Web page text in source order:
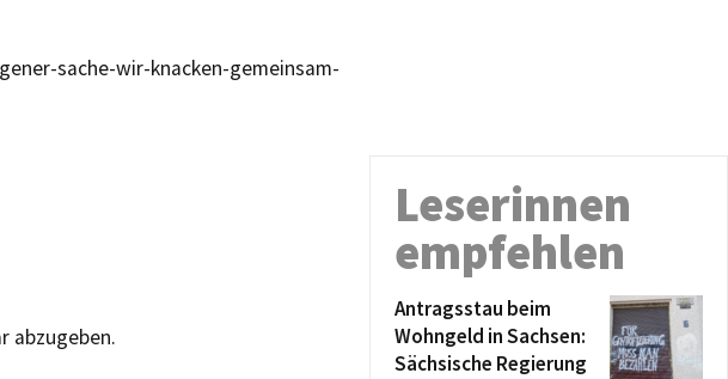
sache-wir-knacken-gemeinsam-
abzugeben.
Leserinnen
empfehlen
Antragsstau beim
Wohngeld in Sachsen:
Sächsische Regierung